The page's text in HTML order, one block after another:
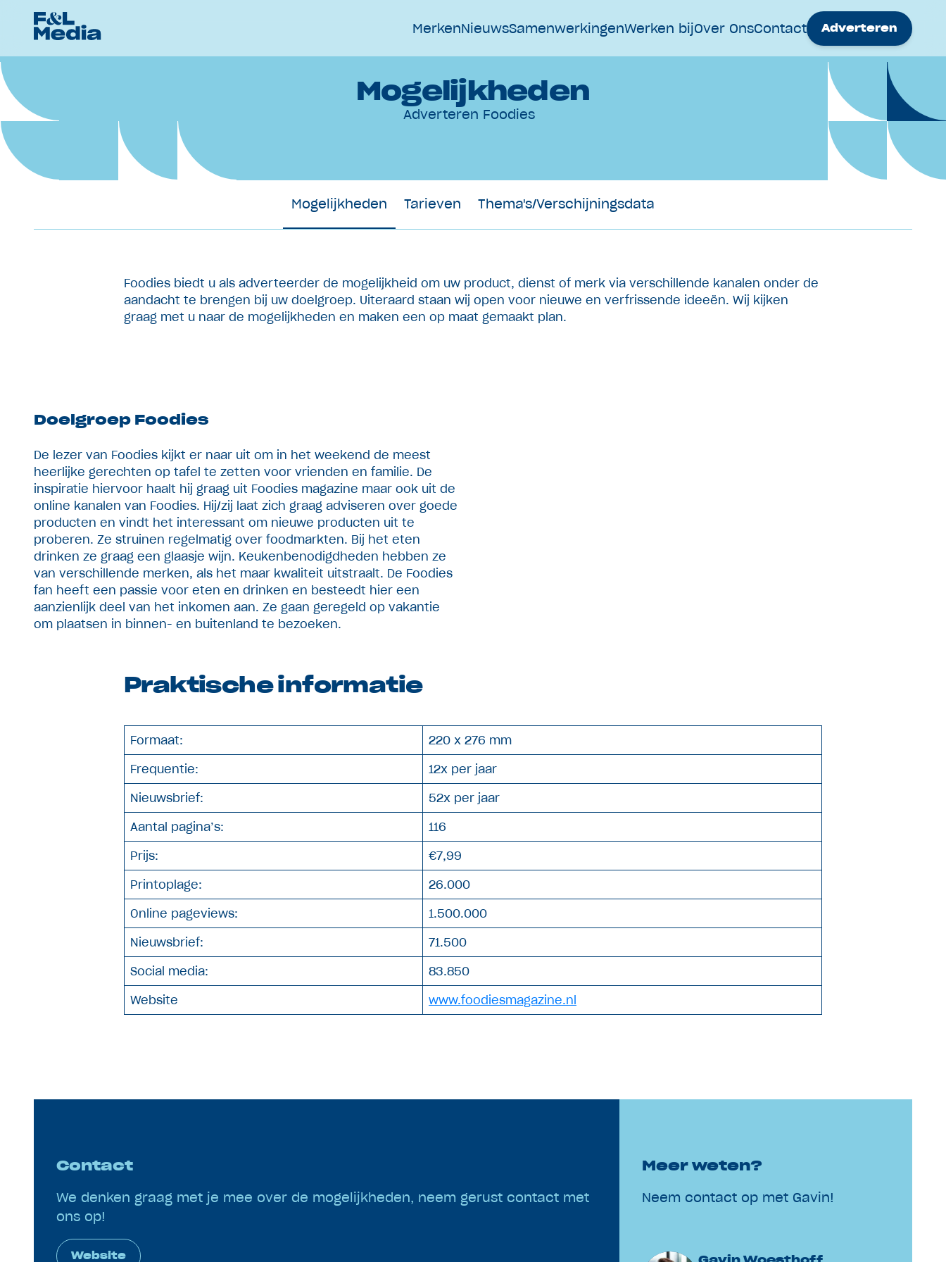
MerkenNieuwsSamenwerkingenWerken bijOver OnsContact Adverteren
Mogelijkheden
Adverteren Foodies
Mogelijkheden Tarieven Thema's/Verschijningsdata
Foodies biedt u als adverteerder de mogelijkheid om uw product, dienst of merk via verschillende kanalen onder de
aandacht te brengen bij uw doelgroep. Uiteraard staan wij open voor nieuwe en verfrissende ideeën. Wij kijken
graag met u naar de mogelijkheden en maken een op maat gemaakt plan.
Doelgroep Foodies
De lezer van Foodies kijkt er naar uit om in het weekend de meest
heerlijke gerechten op tafel te zetten voor vrienden en familie. De
inspiratie hiervoor haalt hij graag uit Foodies magazine maar ook uit de
online kanalen van Foodies. Hij/zij laat zich graag adviseren over goede
producten en vindt het interessant om nieuwe producten uit te
proberen. Ze struinen regelmatig over foodmarkten. Bij het eten
drinken ze graag een glaasje wijn. Keukenbenodigdheden hebben ze
van verschillende merken, als het maar kwaliteit uitstraalt. De Foodies
fan heeft een passie voor eten en drinken en besteedt hier een
aanzienlijk deel van het inkomen aan. Ze gaan geregeld op vakantie
om plaatsen in binnen- en buitenland te bezoeken.
Praktische informatie
Formaat: 220 x 276 mm
Frequentie: 12x per jaar
Nieuwsbrief: 52x per jaar
Aantal pagina’s: 116
Prijs: €7,99
Printoplage: 26.000
Online pageviews: 1.500.000
Nieuwsbrief: 71.500
Social media: 83.850
Website www.foodiesmagazine.nl
Contact
We denken graag met je mee over de mogelijkheden, neem gerust contact met
ons op!
Website
Meer weten?
Neem contact op met Gavin!